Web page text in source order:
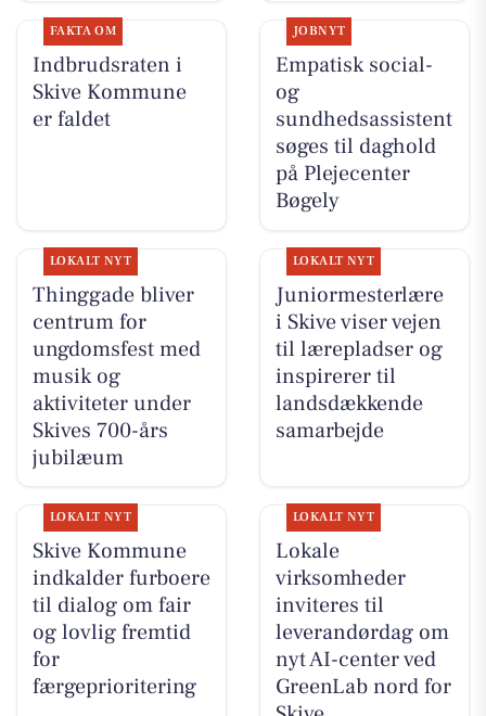
FAKTA OM
Indbrudsraten i
Skive Kommune
er faldet
JOBNYT
Empatisk social-
og
sundhedsassistent
søges til daghold
på Plejecenter
Bøgely
LOKALT NYT
Thinggade bliver
centrum for
ungdomsfest med
musik og
aktiviteter under
Skives 700-års
jubilæum
LOKALT NYT
Juniormesterlære
i Skive viser vejen
til lærepladser og
inspirerer til
landsdækkende
samarbejde
LOKALT NYT
Skive Kommune
indkalder furboere
til dialog om fair
og lovlig fremtid
for
færgeprioritering
LOKALT NYT
Lokale
virksomheder
inviteres til
leverandørdag om
nyt AI-center ved
GreenLab nord for